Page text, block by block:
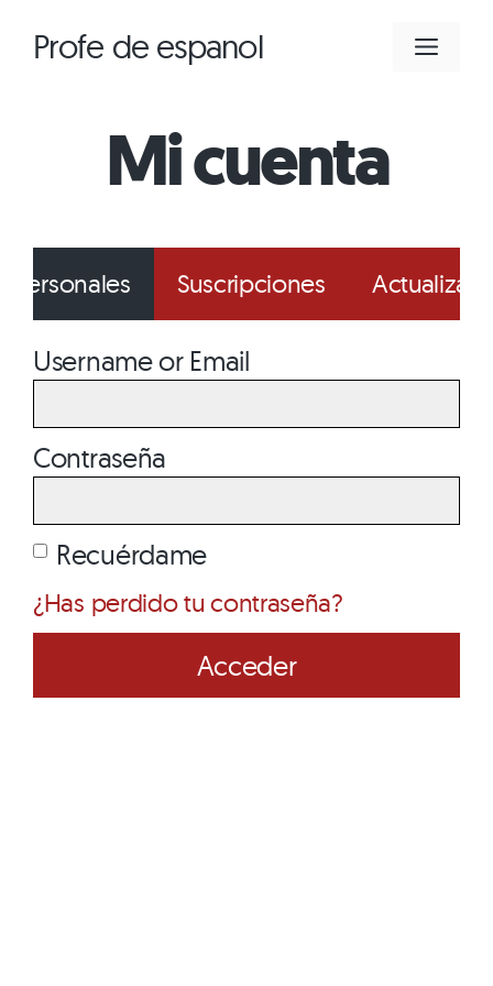
Profe de espanol
Mi cuenta
personales Suscripciones Actualizar
Username or Email
Contraseña
Recuérdame
¿Has perdido tu contraseña?